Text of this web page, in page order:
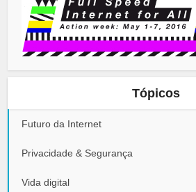
Tópicos
Futuro da Internet
Privacidade & Segurança
Vida digital